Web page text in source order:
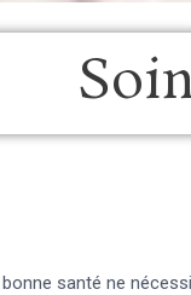
bonne santé ne